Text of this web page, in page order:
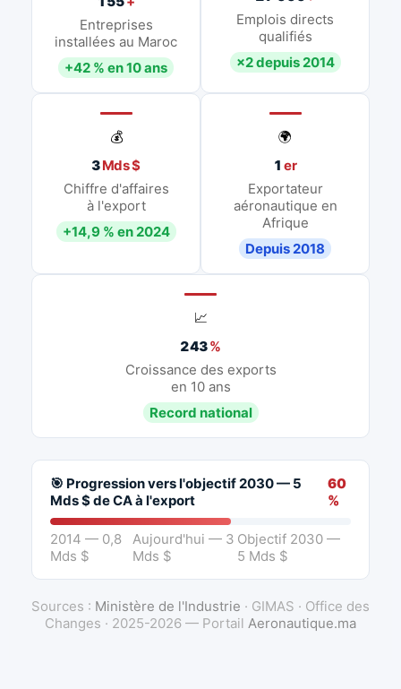
Entreprises
installées au Maroc
+42 % en 10 ans
Emplois directs
qualifiés
×2 depuis 2014
💰
3Mds $
Chiffre d'affaires
à l'export
+14,9 % en 2024
🌍
1 er
Exportateur
aéronautique en
Afrique
Depuis 2018
📈
243%
Croissance des exports
en 10 ans
Record national
🎯 Progression vers l'objectif 2030 — 5
Mds $ de CA à l'export
60
%
2014 — 0,8
Mds $
Aujourd'hui — 3
Mds $
Objectif 2030 —
5 Mds $
Sources : Ministère de l'Industrie · GIMAS · Office des
Changes · 2025-2026 — Portail Aeronautique.ma